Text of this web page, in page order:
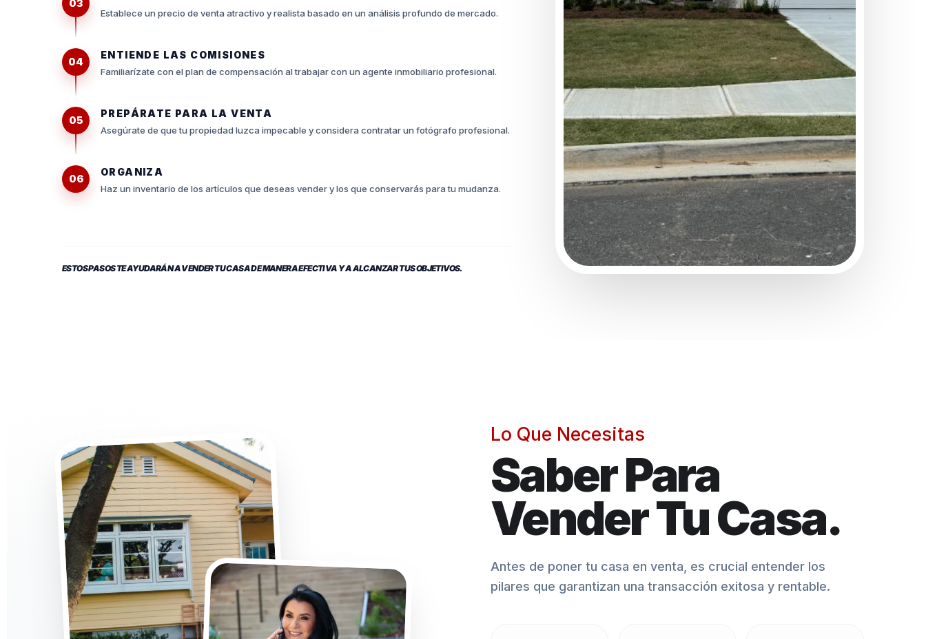
03
Establece un precio de venta atractivo y realista basado en un análisis profundo de mercado.
04
ENTIENDE LAS COMISIONES
Familiarízate con el plan de compensación al trabajar con un agente inmobiliario profesional.
05
PREPÁRATE PARA LA VENTA
Asegúrate de que tu propiedad luzca impecable y considera contratar un fotógrafo profesional.
06
ORGANIZA
Haz un inventario de los artículos que deseas vender y los que conservarás para tu mudanza.
ESTOS PASOS TE AYUDARÁN A VENDER TU CASA DE MANERA EFECTIVA Y A ALCANZAR TUS OBJETIVOS.
Lo Que Necesitas
Saber Para
Vender Tu Casa.
Antes de poner tu casa en venta, es crucial entender los
pilares que garantizan una transacción exitosa y rentable.